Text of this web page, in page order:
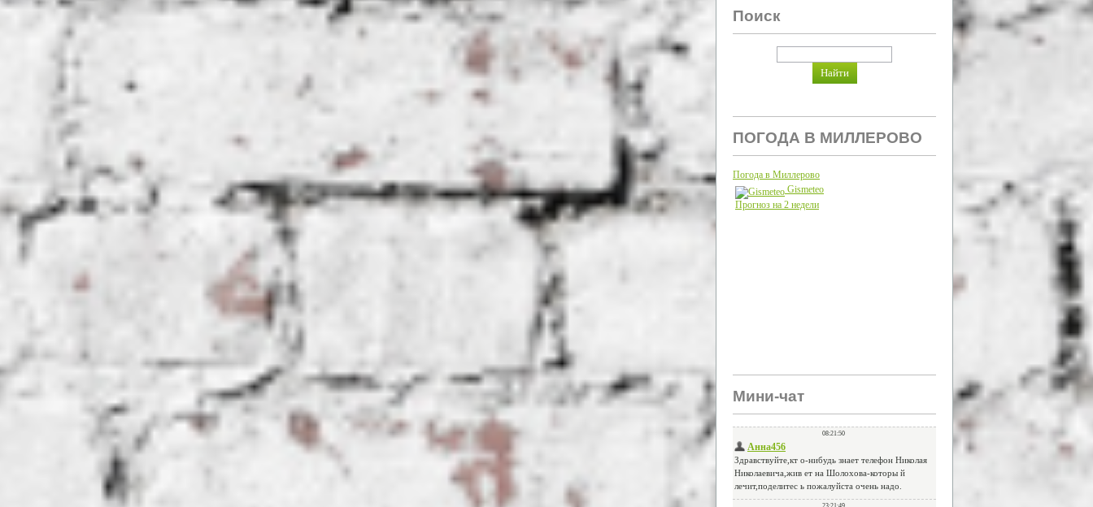
Поиск
ПОГОДА В МИЛЛЕРОВО
Погода в Миллерово
Gismeteo
Прогноз на 2 недели
Мини-чат